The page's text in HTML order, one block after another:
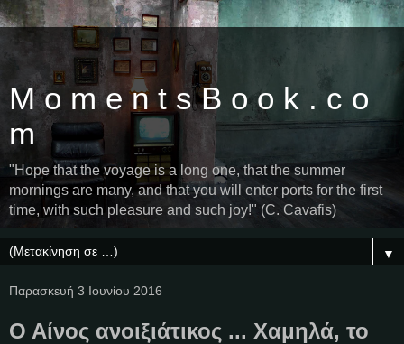
M o m e n t s B o o k . c o
m
"Hope that the voyage is a long one, that the summer
mornings are many, and that you will enter ports for the first
time, with such pleasure and such joy!" (C. Cavafis)
▼
Παρασκευή 3 Ιουνίου 2016
Ο Αίνος ανοιξιάτικος ... Χαμηλά, το